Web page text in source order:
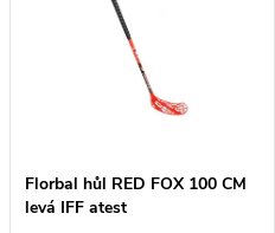
Florbal hůl RED FOX 100 CM
levá IFF atest